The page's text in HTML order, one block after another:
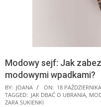
Modowy sejf: Jak
modowymi wpadkami?
BY: JOANA ON: 18
TAGGED: JAK DBAĆ O UBRANIA,
ZARA SUKIENKI